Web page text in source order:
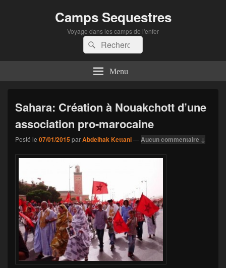
Camps Sequestres
Voyage dans les camps de l'enfer
Recherche :
Rechercher
Menu
Sahara: Création à Nouakchott d’une
association pro-marocaine
Posté le 07/01/2015parAbdelhak Kettani—Aucun commentaire ↓